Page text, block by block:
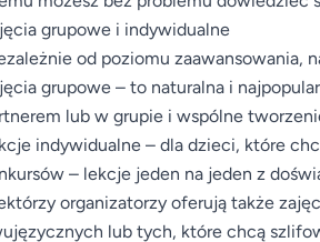
grupowe i indywidualne
od poziomu zaawansowania,
grupowe – to naturalna i
lub w grupie i wspólne
indywidualne – dla dzieci, które
– lekcje jeden na jeden z
organizatorzy oferują także
lub tych, które chcą